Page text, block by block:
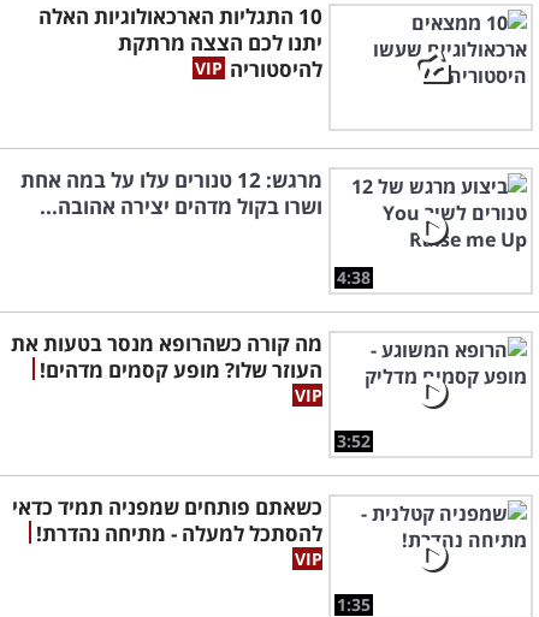
10 התגליות הארכאולוגיות האלה
יתנו לכם הצצה מרתקת
להיסטוריה
4:38
מרגש: 12 טנורים עלו על במה אחת
ושרו בקול מדהים יצירה אהובה...
3:52
מה קורה כשהרופא מנסר בטעות את
העוזר שלו? מופע קסמים מדהים!
1:35
כשאתם פותחים שמפניה תמיד כדאי
להסתכל למעלה - מתיחה נהדרת!